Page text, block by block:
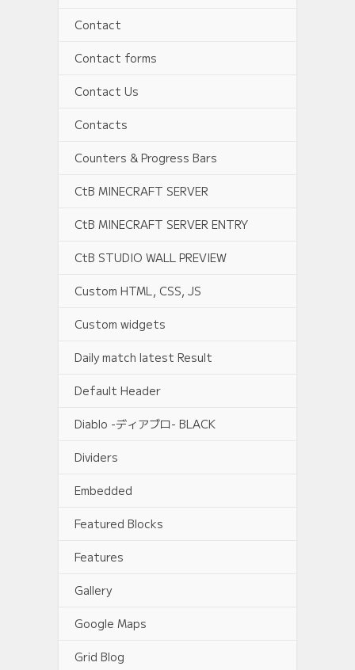
Contact
Contact forms
Contact Us
Contacts
Counters & Progress Bars
CtB MINECRAFT SERVER
CtB MINECRAFT SERVER ENTRY
CtB STUDIO WALL PREVIEW
Custom HTML, CSS, JS
Custom widgets
Daily match latest Result
Default Header
Diablo -ディアブロ- BLACK
Dividers
Embedded
Featured Blocks
Features
Gallery
Google Maps
Grid Blog